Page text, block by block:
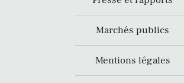
Marchés publics
Mentions légales